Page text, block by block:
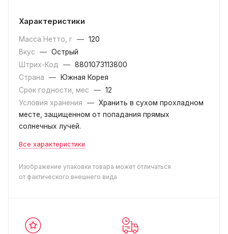
Характеристики
Масса Нетто, г — 120
Вкус
— Острый
Штрих-Код
— 8801073113800
Страна
—
Южная Корея
Срок годности, мес
— 12
Условия хранения
— Хранить в сухом прохладном
месте, защищенном от попадания прямых
солнечных лучей.
Все характеристики
Изображение упаковки товара может отличаться
от фактического внешнего вида